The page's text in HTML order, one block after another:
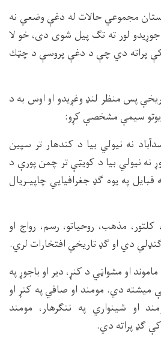
مجموعي حالات له دغې وضعي نه
لور ته تګ پيل شوى دى، خو لا
كې پراته دي چې د دغې پروسې د چټك
پس منظر لنډ وغږيدو او اوس به د
سيمې مشخصې كړو:
نه نيولي بيا د كندهار تر سپين
نه نيولي بيا د كويټې تر چمن پورې د
قبايل په يوه ګډ جغرافيايي چاپيـريال
مذهب، روحياتو، رسم، رواج او
دي او ګډ تاريخي افتخارات لري.
او مشواڼي د كنړ، دير او باجوړ په
ميشته دي. مومند او صافي په كنړ او
او شينواري په ننګرهار، مومند
ګډ پراته دي.